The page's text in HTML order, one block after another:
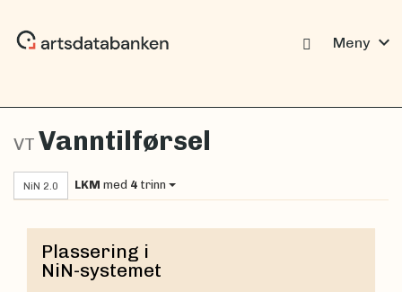
Meny expand_more
VT Vanntilførsel
NiN 2.0 LKM med 4 trinn
Plassering i
NiN-systemet